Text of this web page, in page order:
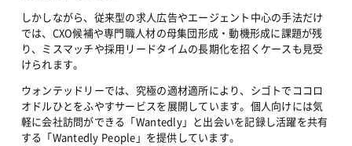
しかしながら、従来型の求人広告やエージェント中心の手法だけ
では、CXO候補や専門職人材の母集団形成・動機形成に課題が残
り、ミスマッチや採用リードタイムの長期化を招くケースも見受
けられます。
ウォンテッドリーでは、究極の適材適所により、シゴトでココロ
オドルひとをふやすサービスを展開しています。個人向けには気
軽に会社訪問ができる「Wantedly」と出会いを記録し活躍を共有
する「Wantedly People」を提供しています。